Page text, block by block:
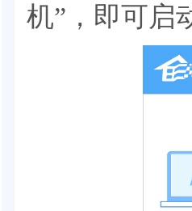
机”，即可启